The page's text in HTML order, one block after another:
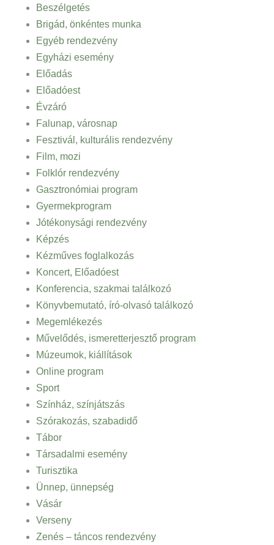
Beszélgetés
Brigád, önkéntes munka
Egyéb rendezvény
Egyházi esemény
Előadás
Előadóest
Évzáró
Falunap, városnap
Fesztivál, kulturális rendezvény
Film, mozi
Folklór rendezvény
Gasztronómiai program
Gyermekprogram
Jótékonysági rendezvény
Képzés
Kézműves foglalkozás
Koncert, Előadóest
Konferencia, szakmai találkozó
Könyvbemutató, író-olvasó találkozó
Megemlékezés
Művelődés, ismeretterjesztő program
Múzeumok, kiállítások
Online program
Sport
Színház, színjátszás
Szórakozás, szabadidő
Tábor
Társadalmi esemény
Turisztika
Ünnep, ünnepség
Vásár
Verseny
Zenés – táncos rendezvény